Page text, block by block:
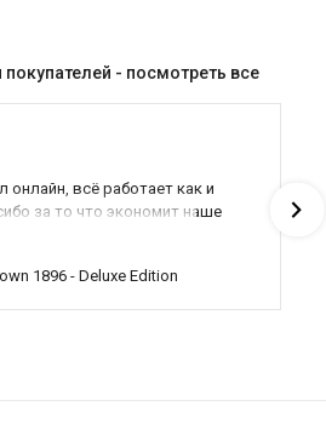
- посмотреть все
онлайн, всё работает как и
за то что экономит наше
вы красава оказываете
походу из всех только вы и
1896 - Deluxe Edition